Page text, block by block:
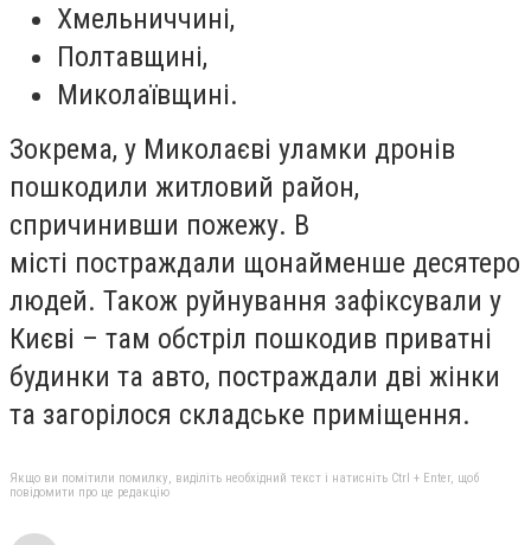
Хмельниччині,
Полтавщині,
Миколаївщині.
Зокрема, у Миколаєві уламки дронів
пошкодили житловий район,
спричинивши пожежу. В
місті постраждали щонайменше десятеро
людей. Також руйнування зафіксували у
Києві – там обстріл пошкодив приватні
будинки та авто, постраждали дві жінки
та загорілося складське приміщення.
Якщо ви помітили помилку, виділіть необхідний текст і натисніть Ctrl + Enter, щоб
повідомити про це редакцію